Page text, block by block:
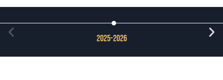
2025-2026